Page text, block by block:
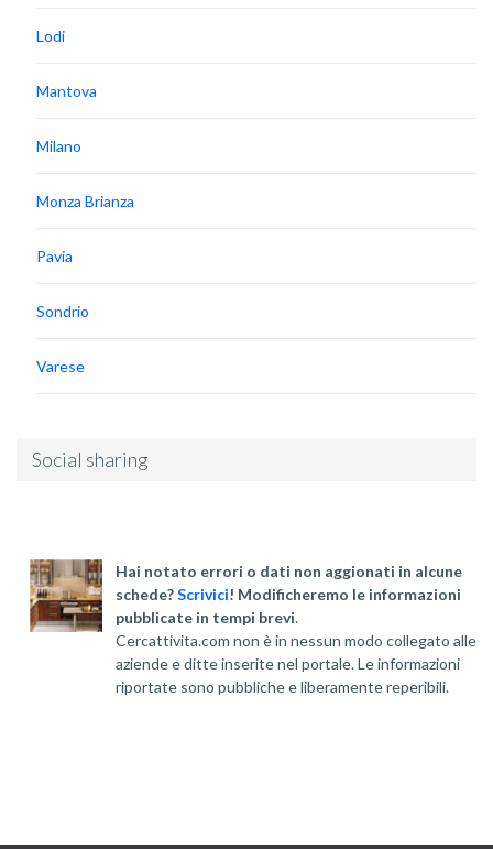
Lodi
Mantova
Milano
Monza Brianza
Pavia
Sondrio
Varese
Social sharing
Hai notato errori o dati non aggionati in alcune
schede?Scrivici! Modificheremo le informazioni
pubblicate in tempi brevi.
Cercattivita.com non è in nessun modo collegato alle
aziende e ditte inserite nel portale. Le informazioni
riportate sono pubbliche e liberamente reperibili.